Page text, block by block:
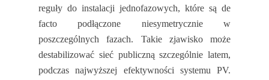
reguły do instalacji jednofazowych, które są de
facto podłączone niesymetrycznie w
poszczególnych fazach. Takie zjawisko może
destabilizować sieć publiczną szczególnie latem,
podczas najwyższej efektywności systemu PV.